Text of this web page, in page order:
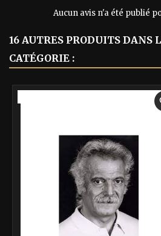
Aucun avis n'a été publié
16 AUTRES PRODUITS DANS
CATÉGORIE :